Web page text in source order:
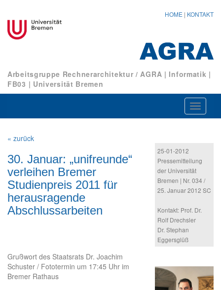
HOME | KONTAKT
Arbeitsgruppe Rechnerarchitektur / AGRA | Informatik |
FB03 | Universität Bremen
ein-/
« zurück
30. Januar: „unifreunde“
verleihen Bremer
Studienpreis 2011 für
herausragende
Abschlussarbeiten
Grußwort des Staatsrats Dr. Joachim
Schuster / Fototermin um 17:45 Uhr im
Bremer Rathaus
25-01-2012
Pressemitteilung
der Universität
Bremen | Nr. 034 /
25. Januar 2012 SC
Kontakt: Prof. Dr.
Rolf Drechsler
Dr. Stephan
Eggersglüß